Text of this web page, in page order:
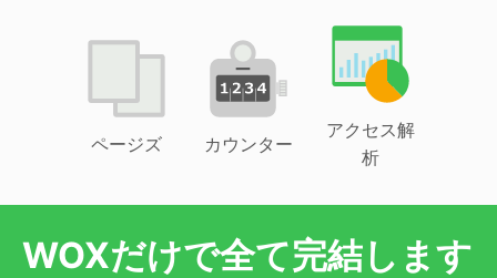
ページズ カウンター
アクセス解
析
WOXだけで全て完結します